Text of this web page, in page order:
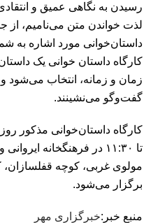
رسیدن به نگاهی عمیق و
لذت خواندن متن می‌نامیم، از
داستان‌خوانی مورد اشاره به
کارگاه داستان خوانی یک
زمان و زمانه، انتخاب می‌شود
گفت‌وگو می‌نشینند.
تا ۱۱:۳۰ در فرهنگخانه
مولوی غربی، کوچه
برگزار می‌شود.
منبع خبر:خبرگزاری مهر